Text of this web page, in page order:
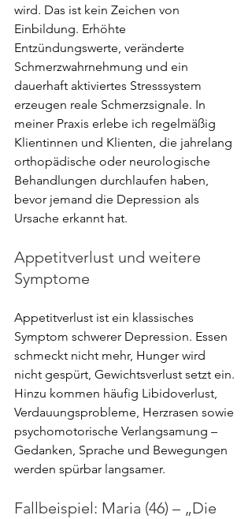
wird. Das ist kein Zeichen von
Einbildung. Erhöhte
Entzündungswerte, veränderte
Schmerzwahrnehmung und ein
dauerhaft aktiviertes Stresssystem
erzeugen reale Schmerzsignale. In
meiner Praxis erlebe ich regelmäßig
Klientinnen und Klienten, die jahrelang
orthopädische oder neurologische
Behandlungen durchlaufen haben,
bevor jemand die Depression als
Ursache erkannt hat.
Appetitverlust und weitere
Symptome
Appetitverlust ist ein klassisches
Symptom schwerer Depression. Essen
schmeckt nicht mehr, Hunger wird
nicht gespürt, Gewichtsverlust setzt ein.
Hinzu kommen häufig Libidoverlust,
Verdauungsprobleme, Herzrasen sowie
psychomotorische Verlangsamung –
Gedanken, Sprache und Bewegungen
werden spürbar langsamer.
Fallbeispiel: Maria (46) – „Die